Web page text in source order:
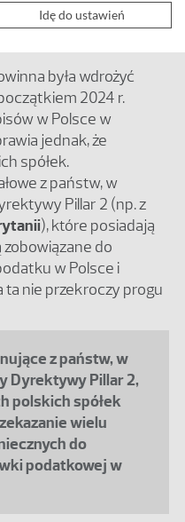
polskich
była wdrożyć
2024 r.
w Polsce w
jednak, że
spółek.
z państw, w
Pillar 2 (np. z
), które posiadają
zobowiązane do
w Polsce i
ta nie przekroczy progu
z państw, w
Dyrektywy Pillar 2,
polskich spółek
wielu
do
podatkowej w
Idę do ustawień